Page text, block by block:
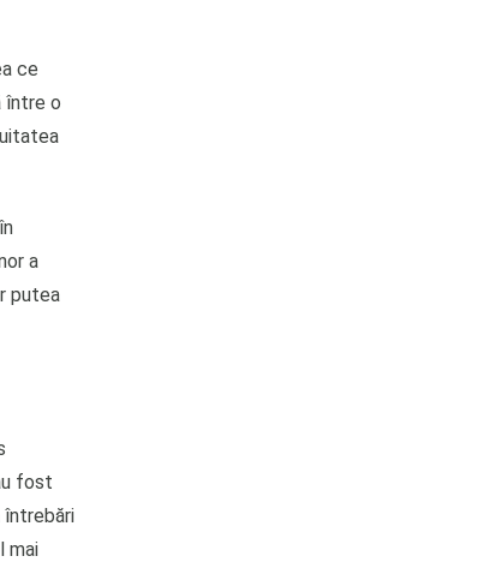
ce
între o
a
putea
fost
mai